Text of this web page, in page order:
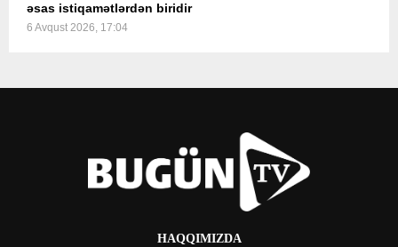
əsas istiqamətlərdən biridir
6 Avqust 2026, 17:04
HAQQIMIZDA